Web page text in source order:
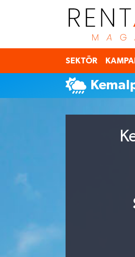
SEKTÖR
İstanbul Nöbetçi Eczaneler
İstanbul Hava Durumu
İstanbul Namaz Vakitleri
Süper Lig Puan Durumu ve